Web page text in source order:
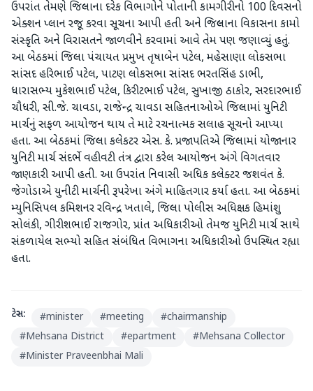
ઉપરાંત તેમણે જિલ્લાના દરેક વિભાગોને પોતાની કામગીરીનો 100 દિવસનો
એક્શન પ્લાન રજૂ કરવા સૂચના આપી હતી અને જિલ્લાના વિકાસના કામો
સંસ્કૃતિ અને વિરાસતને જાળવીને કરવામાં આવે તેમ પણ જણાવ્યું હતું.
આ બેઠકમાં જિલ્લા પંચાયત પ્રમુખ તૃષાબેન પટેલ, મહેસાણા લોકસભા
સાંસદ હરિભાઈ પટેલ, પાટણ લોકસભા સાંસદ ભરતસિંહ ડાભી,
ધારાસભ્ય મુકેશભાઈ પટેલ, કિરીટભાઈ પટેલ, સુખાજી ઠાકોર, સરદારભાઈ
ચૌધરી, સી.જે. ચાવડા, રાજેન્દ્ર ચાવડા સહિતનાઓએ જિલ્લામાં યુનિટી
માર્ચનું સફળ આયોજન થાય તે માટે રચનાત્મક સલાહ સૂચનો આપ્યા
હતા. આ બેઠકમાં જિલ્લા કલેકટર એસ. કે. પ્રજાપતિએ જિલ્લામાં યોજાનાર
યુનિટી માર્ચ સંદર્ભે વહીવટી તંત્ર દ્વારા કરેલ આયોજન અંગે વિગતવાર
જાણકારી આપી હતી. આ ઉપરાંત નિવાસી અધિક કલેક્ટર જશવંત કે.
જેગોડાએ યુનીટી માર્ચની રૂપરેખા અંગે માહિતગાર કર્યા હતા. આ બેઠકમાં
મ્યુનિસિપલ કમિશનર રવિન્દ્ર ખતાલે, જિલ્લા પોલીસ અધિક્ષક હિમાંશુ
સોલંકી, ગીરીશભાઈ રાજગોર, પ્રાંત અધિકારીઓ તેમજ યુનિટી માર્ચ સાથે
સંકળાયેલ સભ્યો સહિત સંબંધિત વિભાગના અધિકારીઓ ઉપસ્થિત રહ્યા
હતા.
ટેગ્સ: #minister #meeting #chairmanship
#Mehsana District #epartment #Mehsana Collector
#Minister Praveenbhai Mali